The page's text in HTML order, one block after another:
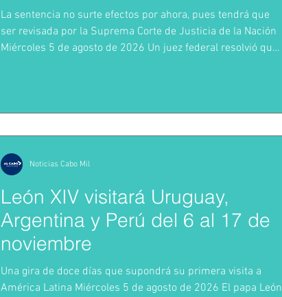
La sentencia no surte efectos por ahora, pues tendrá que
ser revisada por la Suprema Corte de Justicia de la Nación
Miércoles 5 de agosto de 2026 Un juez federal resolvió que
procedimiento en su aprobación. Agustín Archundia Ortiz,
León XIV visitará Uruguay,
Argentina y Perú del 6 al 17 de
noviembre
Una gira de doce días que supondrá su primera visita a
América Latina Miércoles 5 de agosto de 2026 El papa León
Noticias Cabo Mil